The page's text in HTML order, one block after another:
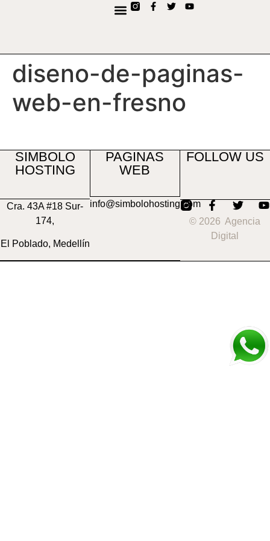
diseno-de-paginas-
web-en-fresno
SIMBOLO
HOSTING
Cra. 43A #18 Sur-
174,
El Poblado, Medellín
PAGINAS
WEB
info@simbolohosting.com
FOLLOW US
© 2026 Agencia
Digital